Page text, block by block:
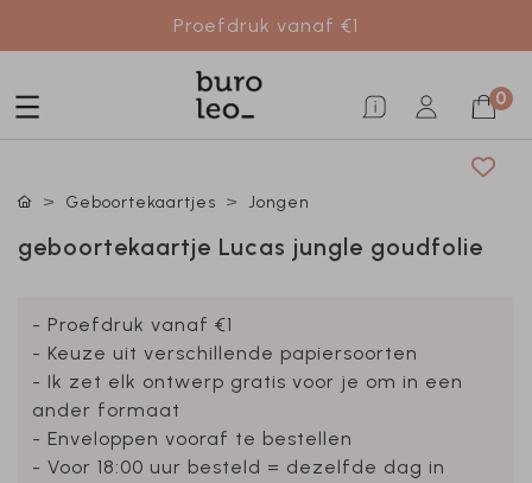
Proefdruk vanaf €1
0
Geboortekaartjes Jongen
geboortekaartje Lucas jungle goudfolie
- Proefdruk vanaf €1
- Keuze uit verschillende papiersoorten
- Ik zet elk ontwerp gratis voor je om in een
ander formaat
- Enveloppen vooraf te bestellen
- Voor 18:00 uur besteld = dezelfde dag in